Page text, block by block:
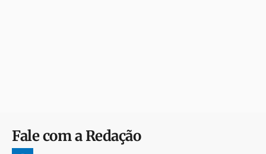
Fale com a Redação